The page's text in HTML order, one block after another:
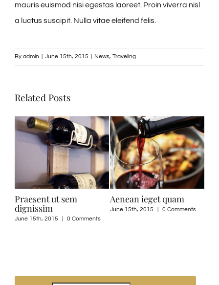
mauris euismod nisi egestas laoreet. Proin viverra nisl
a luctus suscipit. Nulla vitae eleifend felis.
By admin June 15th, 2015 News, Traveling
Related Posts
Praesent ut sem
dignissim
June 15th, 2015 0 Comments
Aenean ieget quam
June 15th, 2015 0 Comments